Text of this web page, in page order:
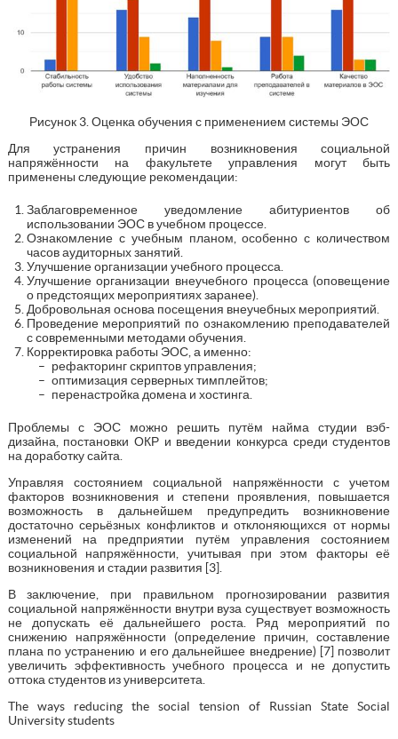
Рисунок 3. Оценка обучения с применением системы ЭОС
Для устранения причин возникновения социальной
напряжённости на факультете управления могут быть
применены следующие рекомендации:
Заблаговременное уведомление абитуриентов об
использовании ЭОС в учебном процессе.
Ознакомление с учебным планом, особенно с количеством
часов аудиторных занятий.
Улучшение организации учебного процесса.
Улучшение организации внеучебного процесса (оповещение
о предстоящих мероприятиях заранее).
Добровольная основа посещения внеучебных мероприятий.
Проведение мероприятий по ознакомлению преподавателей
с современными методами обучения.
Корректировка работы ЭОС, а именно:
рефакторинг скриптов управления;
оптимизация серверных тимплейтов;
перенастройка домена и хостинга.
Проблемы с ЭОС можно решить путём найма студии вэб-
дизайна, постановки ОКР и введении конкурса среди студентов
на доработку сайта.
Управляя состоянием социальной напряжённости с учетом
факторов возникновения и степени проявления, повышается
возможность в дальнейшем предупредить возникновение
достаточно серьёзных конфликтов и отклоняющихся от нормы
изменений на предприятии путём управления состоянием
социальной напряжённости, учитывая при этом факторы её
возникновения и стадии развития [3].
В заключение, при правильном прогнозировании развития
социальной напряжённости внутри вуза существует возможность
не допускать её дальнейшего роста. Ряд мероприятий по
снижению напряжённости (определение причин, составление
плана по устранению и его дальнейшее внедрение) [7] позволит
увеличить эффективность учебного процесса и не допустить
оттока студентов из университета.
The ways reducing the social tension of Russian State Social
University students